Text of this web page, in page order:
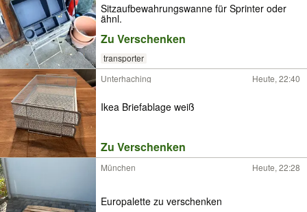
Sitzaufbewahrungswanne für Sprinter oder
ähnl.
Zu Verschenken
transporter
Unterhaching
Heute, 22:40
Ikea Briefablage weiß
Zu Verschenken
München Heute, 22:28
Europalette zu verschenken